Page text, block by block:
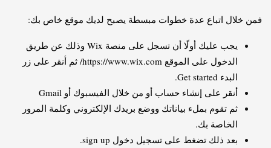
فمن خلال اتباع عدة خطوات مبسطة يصبح لديك موقع خاص بك:
يجب عليك أولًا أن تسجل على منصة Wix وذلك عن طريق
الدخول على الموقع https://www.wix.com/ ثم أنقر على زر
البدء Get started.
أنقر على إنشاء حساب أو من خلال الفيسبوك أو Gmail
ثم تقوم بملء بياناتك ووضع بريدك الإلكتروني وكلمة المرور
الخاصة بك.
بعد ذلك تضغط على تسجيل دخول sign up.